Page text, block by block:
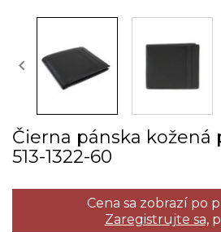

Čierna pánska kožená
513­-1322­-60
Cena sa zobrazí po
Zaregistrujte sa,